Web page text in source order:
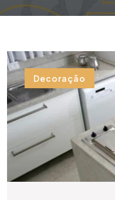
Decoração